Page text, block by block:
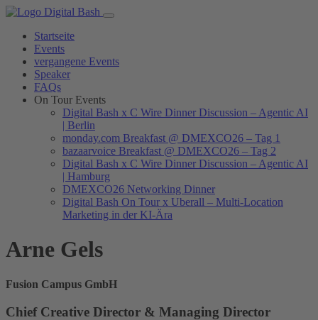
Startseite
Events
vergangene Events
Speaker
FAQs
On Tour Events
Digital Bash x C Wire Dinner Discussion – Agentic AI
| Berlin
monday.com Breakfast @ DMEXCO26 – Tag 1
bazaarvoice Breakfast @ DMEXCO26 – Tag 2
Digital Bash x C Wire Dinner Discussion – Agentic AI
| Hamburg
DMEXCO26 Networking Dinner
Digital Bash On Tour x Uberall – Multi-Location
Marketing in der KI-Ära
Arne Gels
Fusion Campus GmbH
Chief Creative Director & Managing Director